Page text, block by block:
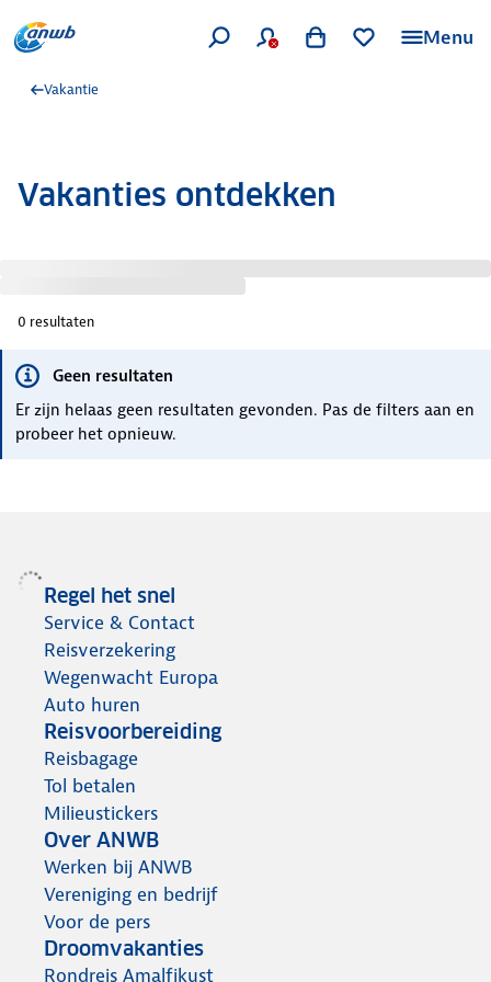
Menu
Vakantie
Vakanties ontdekken
0 resultaten
Geen resultaten
Er zijn helaas geen resultaten gevonden. Pas de filters aan en
probeer het opnieuw.
Regel het snel
Service & Contact
Reisverzekering
Wegenwacht Europa
Auto huren
Reisvoorbereiding
Reisbagage
Tol betalen
Milieustickers
Over ANWB
Werken bij ANWB
Vereniging en bedrijf
Voor de pers
Droomvakanties
Rondreis Amalfikust